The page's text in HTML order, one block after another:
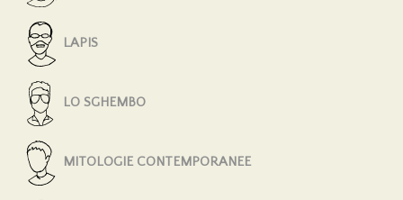
LAPIS
LO SGHEMBO
MITOLOGIE CONTEMPORANEE